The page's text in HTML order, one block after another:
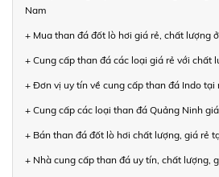
Nam
+ Mua than đá đốt lò hơi giá rẻ, chất lượng
+ Cung cấp than đá các loại giá rẻ với chất
+ Đơn vị uy tín về cung cấp than đá Indo tại
+ Cung cấp các loại than đá Quảng Ninh
+ Bán than đá đốt lò hơi chất lượng, giá rẻ
+ Nhà cung cấp than đá uy tín, chất lượng,